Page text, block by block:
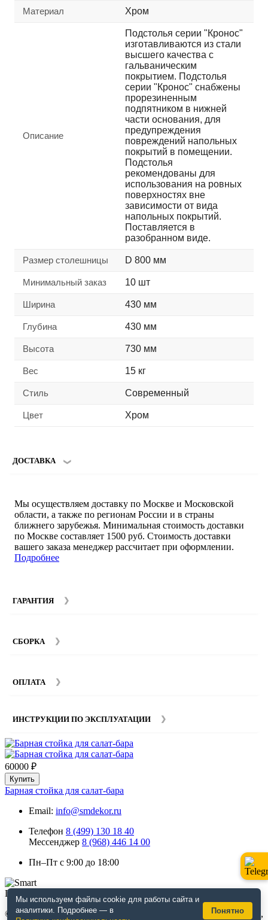
Материал Хром
Описание
Подстолья серии "Кронос"
изготавливаются из стали
высшего качества с
гальваническим
покрытием. Подстолья
серии "Кронос" снабжены
прорезиненным
подпятником в нижней
части основания, для
предупреждения
повреждений напольных
покрытий в помещении.
Подстолья
рекомендованы для
использования на ровных
поверхностях вне
зависимости от вида
напольных покрытий.
Поставляется в
разобранном виде.
Размер столешницы D 800 мм
Минимальный заказ 10 шт
Ширина 430 мм
Глубина 430 мм
Высота 730 мм
Вес 15 кг
Стиль Современный
Цвет Хром
ДОСТАВКА
Мы осуществляем доставку по Москве и Московской
области, а также по регионам России и в страны
ближнего зарубежья. Минимальная стоимость доставки
по Москве составляет 1500 руб. Стоимость доставки
вашего заказа менеджер рассчитает при оформлении.
Подробнее
ГАРАНТИЯ
составляет 12 месяцев с момента покупки при
СБОРКА
Стоимость сборки зависит от количества и моделей
ОПЛАТА
ИНСТРУКЦИИ ПО ЭКСПЛУАТАЦИИ
60000 ₽
Купить
Барная стойка для салат-бара
Email: info@smdekor.ru
Телефон 8 (499) 130 18 40
Мессенджер 8 (968) 446 14 00
Пн–Пт с 9:00 до 18:00
© 2026 г. Москва. Дизайнерская мебель для кафе и ресторанов,
Мы используем файлы cookie для работы сайта и
аналитики. Подробнее — в
Понятно